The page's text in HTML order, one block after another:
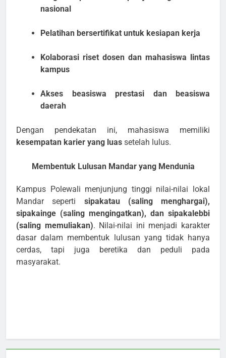
nasional
Pelatihan bersertifikat untuk kesiapan kerja
Kolaborasi riset dosen dan mahasiswa lintas
kampus
Akses beasiswa prestasi dan beasiswa
daerah
Dengan pendekatan ini, mahasiswa memiliki
kesempatan karier yang luas setelah lulus.
Membentuk Lulusan Mandar yang Mendunia
Kampus Polewali menjunjung tinggi nilai-nilai lokal
Mandar seperti sipakatau (saling menghargai),
sipakainge (saling mengingatkan), dan sipakalebbi
(saling memuliakan). Nilai-nilai ini menjadi karakter
dasar dalam membentuk lulusan yang tidak hanya
cerdas, tapi juga beretika dan peduli pada
masyarakat.